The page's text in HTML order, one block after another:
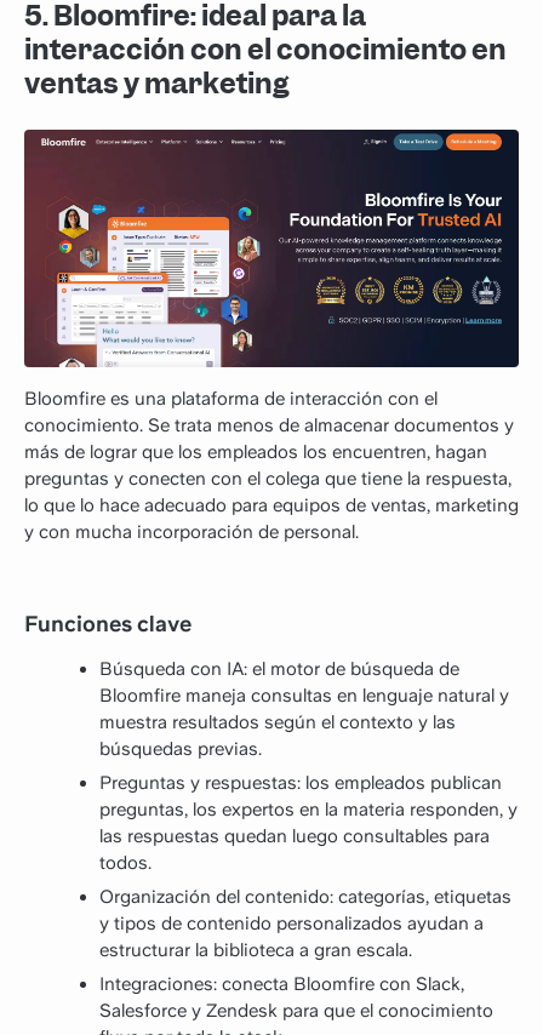
5. Bloomfire: ideal para la
interacción con el conocimiento en
ventas y marketing
Bloomfire es una plataforma de interacción con el
conocimiento. Se trata menos de almacenar documentos y
más de lograr que los empleados los encuentren, hagan
preguntas y conecten con el colega que tiene la respuesta,
lo que lo hace adecuado para equipos de ventas, marketing
y con mucha incorporación de personal.
Funciones clave
Búsqueda con IA: el motor de búsqueda de
Bloomfire maneja consultas en lenguaje natural y
muestra resultados según el contexto y las
búsquedas previas.
Preguntas y respuestas: los empleados publican
preguntas, los expertos en la materia responden, y
las respuestas quedan luego consultables para
todos.
Organización del contenido: categorías, etiquetas
y tipos de contenido personalizados ayudan a
estructurar la biblioteca a gran escala.
Integraciones: conecta Bloomfire con Slack,
Salesforce y Zendesk para que el conocimiento